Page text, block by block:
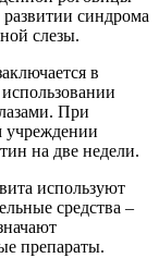
синдрома
слезы.
в
При
учреждении
на две недели.
используют
средства –
препараты.